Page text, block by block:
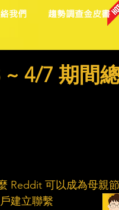
我們 趨勢調查金皮書
~ 4/7 期間
Reddit 可以成為母親節
建立聯繫